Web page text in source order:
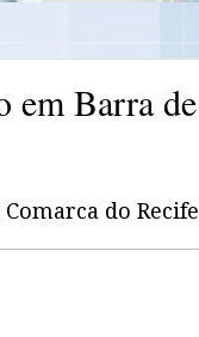
em Barra de
do Recife